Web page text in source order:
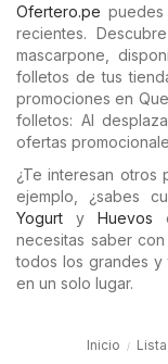
Ofertero.pe
recientes.
mascarpone,
folletos de tus
promociones en
folletos: Al
ofertas
¿Te interesan otros
ejemplo, ¿sabes
Yogurt y Huevos
necesitas saber con
todos los grandes y
en un solo lugar.
Inicio